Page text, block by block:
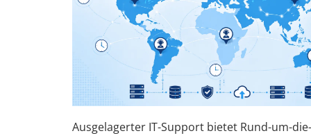
Ausgelagerter IT-Support bietet Rund-um-